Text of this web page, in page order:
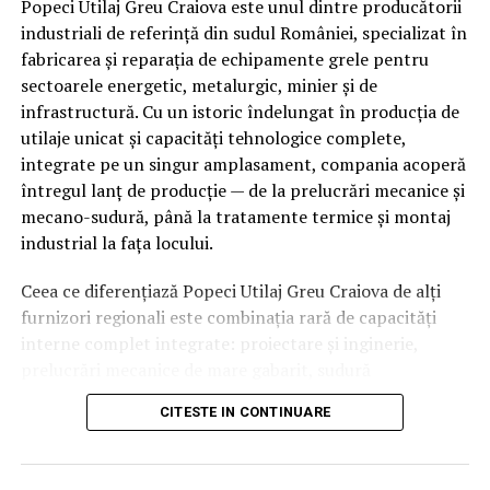
pe care ar trebui să-l faci (după ce te îndrăgostești de
poze, desigur) e să ceri documentele și istoricul complet.
Asta înseamnă:
– carnet de service (dacă există)
– facturi și dovezi pentru eventualele reparații
– verificarea eventualelor accidente anterioare
– și, foarte important, o privire critică asupra
kilometrajului (da, kilometrii „cosmetizați” încă există)
Fie că te uiți lamașini de vânzare Audi, BMW sau orice
sub capotă e o istorie dubioasă, o să simți asta curând –
și în portofel, și în nervi.
Popeci Utilaj Greu Craiova este unul dintre producătorii
industriali de referință din sudul României, specializat în
fabricarea și reparația de echipamente grele pentru
sectoarele energetic, metalurgic, minier și de
infrastructură. Cu un istoric îndelungat în producția de
utilaje unicat și capacități tehnologice complete,
integrate pe un singur amplasament, compania acoperă
întregul lanț de producție — de la prelucrări mecanice și
mecano-sudură, până la tratamente termice și montaj
industrial la fața locului.
Ceea ce diferențiază Popeci Utilaj Greu Craiova de alți
furnizori regionali este combinația rară de capacități
interne complet integrate: proiectare și inginerie,
specializată, tratamente termice proprii, laboratoare de
testare și un parc industrial dedicat producției unicat.
CITESTE IN CONTINUARE